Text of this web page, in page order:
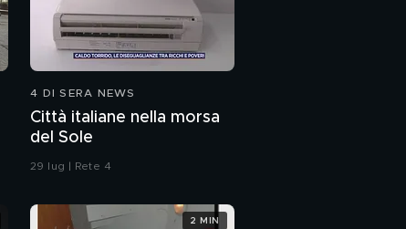
4 DI SERA NEWS
Città italiane nella morsa
del Sole
29 lug | Rete 4
2 MIN